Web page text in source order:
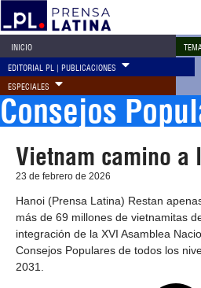
INICIO
EDITORIAL PL | PUBLICACIONES
ESPECIALES
Consejos
Vietnam camino a
23 de febrero de 2026
Hanoi (Prensa Latina) Restan
más de 69 millones de vietnamitas
integración de la XVI Asamblea
Consejos Populares de todos los
2031.